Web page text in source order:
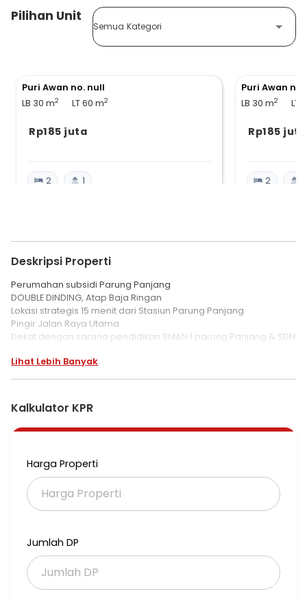
Pilihan Unit
Semua Kategori
Puri Awan no. null
LB 30 m2 LT 60 m2
Rp185 juta
2 1
Puri Awan
LB 30 m2 LT
Rp185 juta
2
Deskripsi Properti
Perumahan subsidi Parung Panjang
DOUBLE DINDING, Atap Baja Ringan
Lokasi strategis 15 menit dari Stasiun Parung Panjang
Pingir Jalan Raya Utama
Dekat dengan sarana pendidikan SMAN 1 parung Panjang & SDN
Dekat dengan Puskesmas Parung Panjang.
Lihat Lebih Banyak
Kalkulator KPR
Harga Properti
Jumlah DP